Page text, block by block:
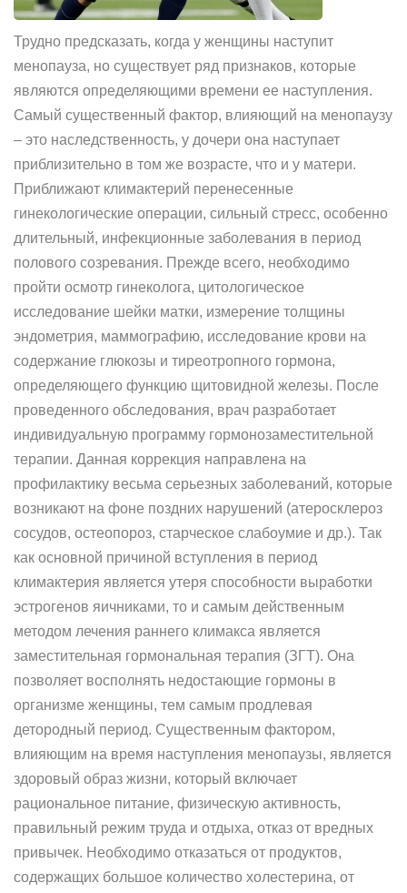
Трудно предсказать, когда у женщины наступит
менопауза, но существует ряд признаков, которые
являются определяющими времени ее наступления.
Самый существенный фактор, влияющий на менопаузу
– это наследственность, у дочери она наступает
приблизительно в том же возрасте, что и у матери.
Приближают климактерий перенесенные
гинекологические операции, сильный стресс, особенно
длительный, инфекционные заболевания в период
полового созревания. Прежде всего, необходимо
пройти осмотр гинеколога, цитологическое
исследование шейки матки, измерение толщины
эндометрия, маммографию, исследование крови на
содержание глюкозы и тиреотропного гормона,
определяющего функцию щитовидной железы. После
проведенного обследования, врач разработает
индивидуальную программу гормонозаместительной
терапии. Данная коррекция направлена на
профилактику весьма серьезных заболеваний, которые
возникают на фоне поздних нарушений (атеросклероз
сосудов, остеопороз, старческое слабоумие и др.). Так
как основной причиной вступления в период
климактерия является утеря способности выработки
эстрогенов яичниками, то и самым действенным
методом лечения раннего климакса является
заместительная гормональная терапия (ЗГТ). Она
позволяет восполнять недостающие гормоны в
организме женщины, тем самым продлевая
детородный период. Существенным фактором,
влияющим на время наступления менопаузы, является
здоровый образ жизни, который включает
рациональное питание, физическую активность,
правильный режим труда и отдыха, отказ от вредных
привычек. Необходимо отказаться от продуктов,
содержащих большое количество холестерина, от